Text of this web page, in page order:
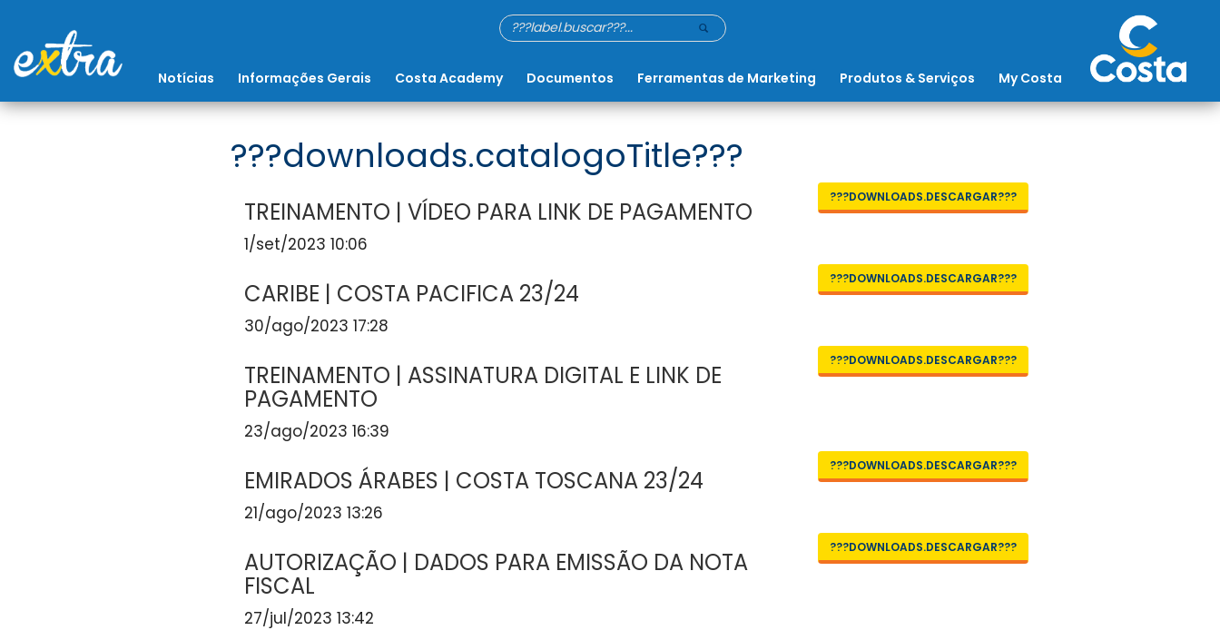
Notícias Informações Gerais Costa Academy Documentos Ferramentas de Marketing Produtos & Serviços My Costa
???downloads.catalogoTitle???
TREINAMENTO | VÍDEO PARA LINK DE PAGAMENTO
1/set/2023 10:06
???DOWNLOADS.DESCARGAR???
CARIBE | COSTA PACIFICA 23/24
30/ago/2023 17:28
???DOWNLOADS.DESCARGAR???
TREINAMENTO | ASSINATURA DIGITAL E LINK DE
PAGAMENTO
23/ago/2023 16:39
???DOWNLOADS.DESCARGAR???
EMIRADOS ÁRABES | COSTA TOSCANA 23/24
21/ago/2023 13:26
???DOWNLOADS.DESCARGAR???
AUTORIZAÇÃO | DADOS PARA EMISSÃO DA NOTA
FISCAL
27/jul/2023 13:42
???DOWNLOADS.DESCARGAR???